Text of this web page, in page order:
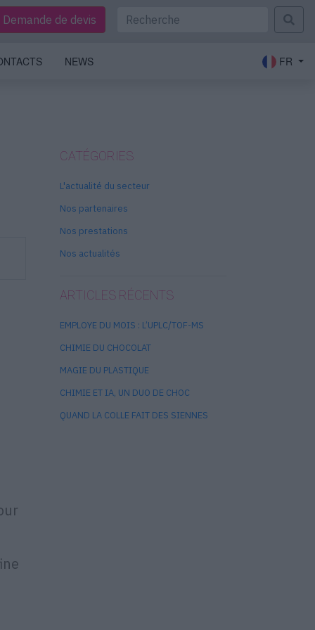
Demande de devis
NEWS FR
CATÉGORIES
L'actualité du secteur
Nos partenaires
Nos prestations
Nos actualités
ARTICLES RÉCENTS
EMPLOYE DU MOIS : L’UPLC/TOF-MS
CHIMIE DU CHOCOLAT
MAGIE DU PLASTIQUE
CHIMIE ET IA, UN DUO DE CHOC
QUAND LA COLLE FAIT DES SIENNES